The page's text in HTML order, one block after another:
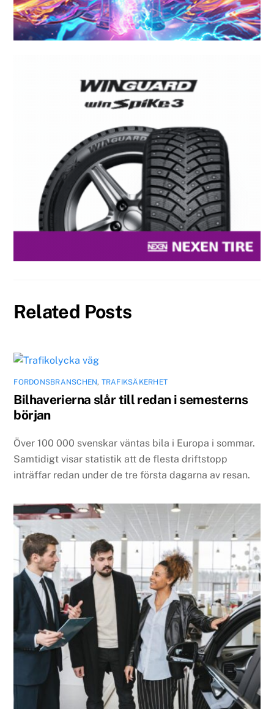
Related Posts
FORDONSBRANSCHEN, TRAFIKSÄKERHET
Bilhaverierna slår till redan i semesterns
början
Över 100 000 svenskar väntas bila i Europa i sommar.
Samtidigt visar statistik att de flesta driftstopp
inträffar redan under de tre första dagarna av resan.